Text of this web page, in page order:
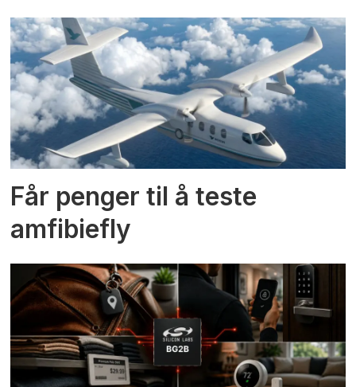
Får penger til å teste
amfibiefly